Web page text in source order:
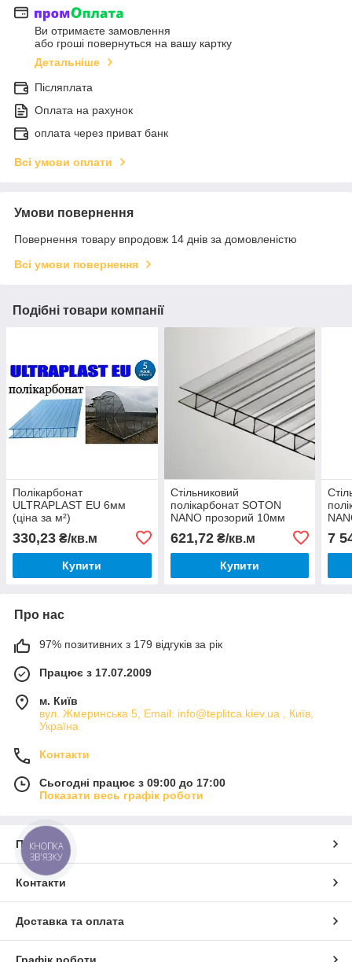
Ви отримаєте замовлення
або гроші повернуться на вашу картку
Детальніше
Післяплата
Оплата на рахунок
оплата через приват банк
Всі умови оплати
Умови повернення
Повернення товару впродовж 14 днів за домовленістю
Всі умови повернення
Подібні товари компанії
Полікарбонат
ULTRAPLAST EU 6мм
(ціна за м²)
330,23 ₴/кв.м
Купити
Стільниковий
полікарбонат SOTON
NANO прозорий 10мм
621,72₴/кв.м
Купити
7
Про нас
97% позитивних з 179 відгуків за рік
Працює з 17.07.2009
м. Київ
вул. Жмеринська 5, Email: info@teplitca.kiev.ua , Київ,
Україна
Контакти
Сьогодні працює з 09:00 до 17:00
Показати весь графік роботи
Про нас
Контакти
Доставка та оплата
КНОПКА
ЗВ'ЯЗКУ